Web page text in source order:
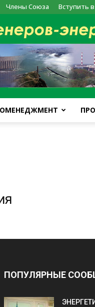
Члены Союза Вступить
ПОПУЛЯРНЫЕ